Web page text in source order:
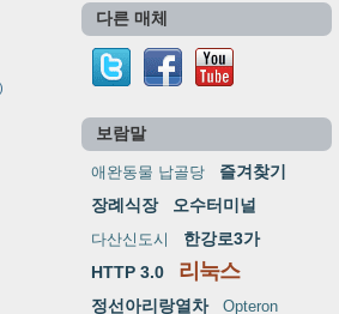
다른 매체
보람말
애완동물 납골당
즐겨찾기
장례식장
오수터미널
다산신도시
한강로3가
HTTP 3.0
리눅스
정선아리랑열차 Opteron